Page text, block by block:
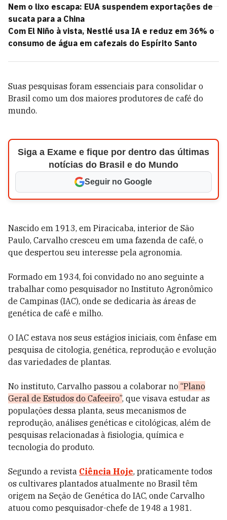
Nem o lixo escapa: EUA suspendem exportações de
sucata para a China
Com El Niño à vista, Nestlé usa IA e reduz em 36% o
consumo de água em cafezais do Espírito Santo
Suas pesquisas foram essenciais para consolidar o
Brasil como um dos maiores produtores de café do
mundo.
Siga a Exame e fique por dentro das últimas
notícias do Brasil e do Mundo
Seguir no Google
Nascido em 1913, em Piracicaba, interior de São
Paulo, Carvalho cresceu em uma fazenda de café, o
que despertou seu interesse pela agronomia.
Formado em 1934, foi convidado no ano seguinte a
trabalhar como pesquisador no Instituto Agronômico
de Campinas (IAC), onde se dedicaria às áreas de
genética de café e milho.
O IAC estava nos seus estágios iniciais, com ênfase em
pesquisa de citologia, genética, reprodução e evolução
das variedades de plantas.
No instituto, Carvalho passou a colaborar no “Plano
Geral de Estudos do Cafeeiro”, que visava estudar as
populações dessa planta, seus mecanismos de
reprodução, análises genéticas e citológicas, além de
pesquisas relacionadas à fisiologia, química e
tecnologia do produto.
Segundo a revista Ciência Hoje, praticamente todos
os cultivares plantados atualmente no Brasil têm
origem na Seção de Genética do IAC, onde Carvalho
atuou como pesquisador-chefe de 1948 a 1981.